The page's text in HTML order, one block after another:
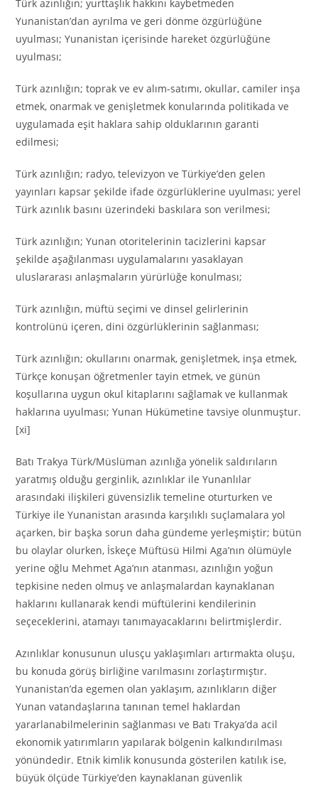
Türk azınlığın; yurttaşlık hakkını kaybetmeden
Yunanistan’dan ayrılma ve geri dönme özgürlüğüne
uyulması; Yunanistan içerisinde hareket özgürlüğüne
uyulması;
Türk azınlığın; toprak ve ev alım-satımı, okullar, camiler inşa
etmek, onarmak ve genişletmek konularında politikada ve
uygulamada eşit haklara sahip olduklarının garanti
edilmesi;
Türk azınlığın; radyo, televizyon ve Türkiye’den gelen
yayınları kapsar şekilde ifade özgürlüklerine uyulması; yerel
Türk azınlık basını üzerindeki baskılara son verilmesi;
Türk azınlığın; Yunan otoritelerinin tacizlerini kapsar
şekilde aşağılanması uygulamalarını yasaklayan
uluslararası anlaşmaların yürürlüğe konulması;
Türk azınlığın, müftü seçimi ve dinsel gelirlerinin
kontrolünü içeren, dini özgürlüklerinin sağlanması;
Türk azınlığın; okullarını onarmak, genişletmek, inşa etmek,
Türkçe konuşan öğretmenler tayin etmek, ve günün
koşullarına uygun okul kitaplarını sağlamak ve kullanmak
haklarına uyulması; Yunan Hükümetine tavsiye olunmuştur.
[xi]
Batı Trakya Türk/Müslüman azınlığa yönelik saldırıların
yaratmış olduğu gerginlik, azınlıklar ile Yunanlılar
arasındaki ilişkileri güvensizlik temeline oturturken ve
Türkiye ile Yunanistan arasında karşılıklı suçlamalara yol
açarken, bir başka sorun daha gündeme yerleşmiştir; bütün
bu olaylar olurken, İskeçe Müftüsü Hilmi Aga’nın ölümüyle
yerine oğlu Mehmet Aga’nın atanması, azınlığın yoğun
tepkisine neden olmuş ve anlaşmalardan kaynaklanan
haklarını kullanarak kendi müftülerini kendilerinin
seçeceklerini, atamayı tanımayacaklarını belirtmişlerdir.
Azınlıklar konusunun ulusçu yaklaşımları artırmakta oluşu,
bu konuda görüş birliğine varılmasını zorlaştırmıştır.
Yunanistan’da egemen olan yaklaşım, azınlıkların diğer
Yunan vatandaşlarına tanınan temel haklardan
yararlanabilmelerinin sağlanması ve Batı Trakya’da acil
ekonomik yatırımların yapılarak bölgenin kalkındırılması
yönündedir. Etnik kimlik konusunda gösterilen katılık ise,
büyük ölçüde Türkiye’den kaynaklanan güvenlik